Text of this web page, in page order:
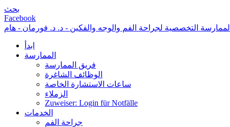
بحث
Facebook
الممارسة التخصصية لجراحة الفم والوجه والفكين - د. د. فورمان - هام
ابدأ
الممارسة
فريق الممارسة
الوظائف الشاغرة
ساعات الاستشارة الخاصة
الزملاء
Zuweiser: Login für Notfälle
الخدمات
جراحة الفم